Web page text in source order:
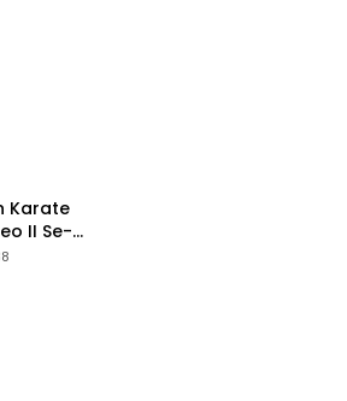
Karate
II Se-
HSS Lepas